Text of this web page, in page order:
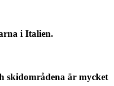
i Italien.
skidområdena är mycket